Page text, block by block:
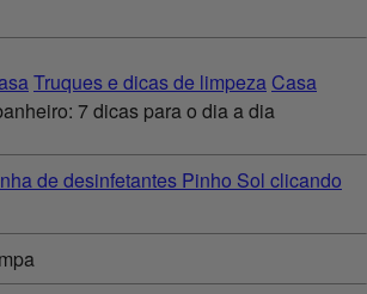
Truques e dicas de limpeza Casa
7 dicas para o dia a dia